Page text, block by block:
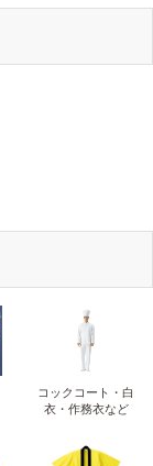
コックコート・白
衣・作務衣など